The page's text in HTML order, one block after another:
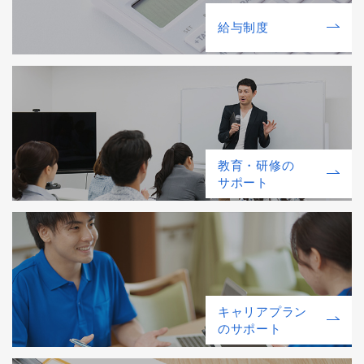
給与制度
教育・研修の
サポート
キャリアプラン
のサポート